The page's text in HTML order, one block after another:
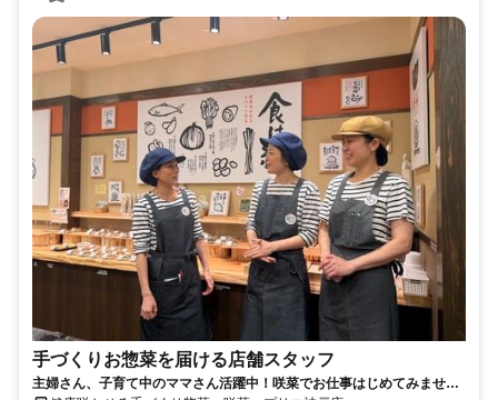
手づくりお惣菜を届ける店舗スタッフ
主婦さん、子育て中のママさん活躍中！咲菜でお仕事はじめてみません